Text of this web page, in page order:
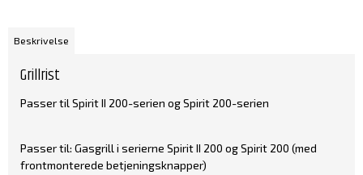
Beskrivelse
Grillrist
Passer til Spirit II 200-serien og Spirit 200-serien
Passer til: Gasgrill i serierne Spirit II 200 og Spirit 200 (med
frontmonterede betjeningsknapper)